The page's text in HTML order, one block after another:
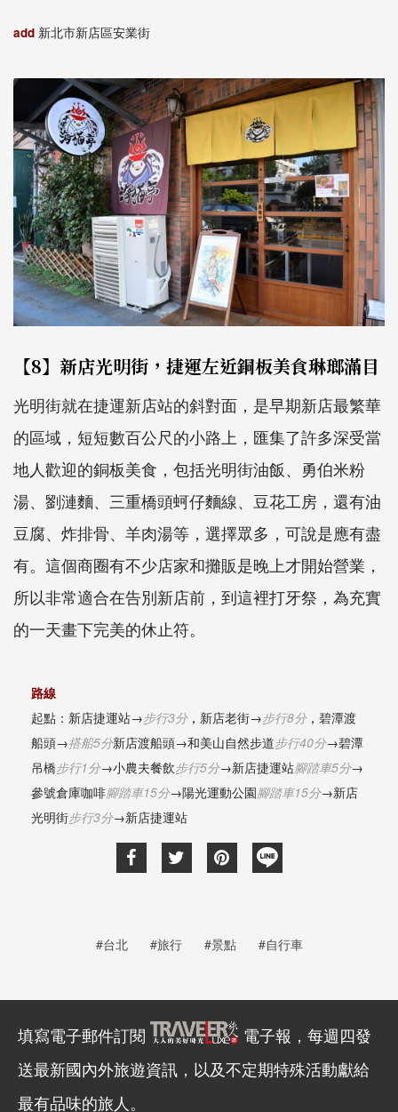
add 新北市新店區安業街
【8】新店光明街，捷運左近銅板美食琳瑯滿目
光明街就在捷運新店站的斜對面，是早期新店最繁華
的區域，短短數百公尺的小路上，匯集了許多深受當
地人歡迎的銅板美食，包括光明街油飯、勇伯米粉
湯、劉漣麵、三重橋頭蚵仔麵線、豆花工房，還有油
豆腐、炸排骨、羊肉湯等，選擇眾多，可說是應有盡
有。這個商圈有不少店家和攤販是晚上才開始營業，
所以非常適合在告別新店前，到這裡打牙祭，為充實
的一天畫下完美的休止符。
路線
起點：新店捷運站→步行3分， 新店老街→步行8分， 碧潭渡
船頭→搭船5分新店渡船頭→和美山自然步道步行40分→碧潭
吊橋步行1分→小農夫餐飲步行5分→新店捷運站腳踏車5分→
參號倉庫咖啡腳踏車15分→陽光運動公園腳踏車15分→新店
光明街步行3分→新店捷運站
#台北 #旅行 #景點 #自行車
填寫電子郵件訂閱
電子報，每週四發
送最新國內外旅遊資訊，以及不定期特殊活動獻給
最有品味的旅人。